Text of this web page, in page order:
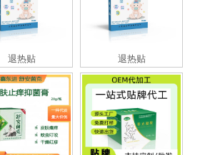
退热贴 退热贴